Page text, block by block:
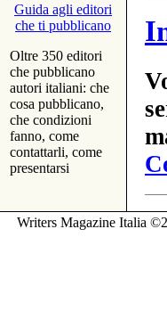
Guida agli editori
che ti pubblicano
Oltre 350 editori
che pubblicano
autori italiani: che
cosa pubblicano,
che condizioni
fanno, come
contattarli, come
presentarsi
Writers Magazine Italia